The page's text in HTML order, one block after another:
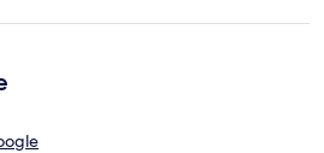
det luktar mina 2 resväskor fukt
lukten från dem heller. Tråkigt då
med trevlig personal ,gym, 2
till trevliga områden i Mumbai,